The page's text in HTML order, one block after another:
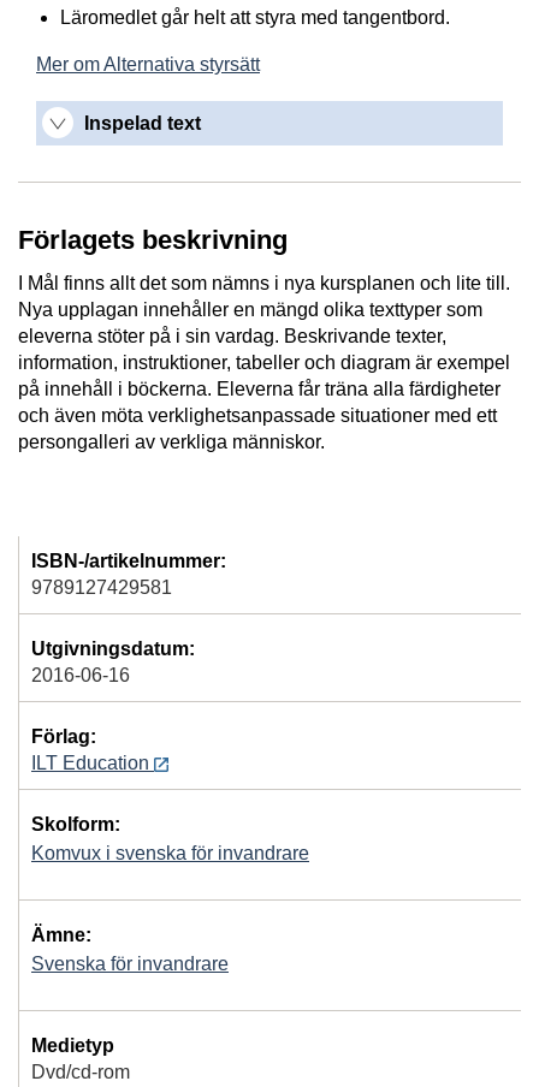
Läromedlet går helt att styra med tangentbord.
Mer om Alternativa styrsätt
Inspelad text
Förlagets beskrivning
I Mål finns allt det som nämns i nya kursplanen och lite till.
Nya upplagan innehåller en mängd olika texttyper som
eleverna stöter på i sin vardag. Beskrivande texter,
information, instruktioner, tabeller och diagram är exempel
på innehåll i böckerna. Eleverna får träna alla färdigheter
och även möta verklighetsanpassade situationer med ett
persongalleri av verkliga människor.
ISBN-/artikelnummer:
9789127429581
Utgivningsdatum:
2016-06-16
Förlag:
ILT Education
Skolform:
Komvux i svenska för invandrare
Ämne:
Svenska för invandrare
Medietyp
Dvd/cd-rom